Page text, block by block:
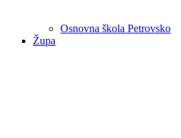
Osnovna škola Petrovsko
Župa